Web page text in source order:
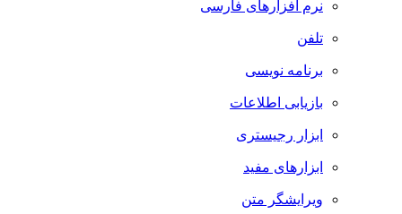
نرم افزارهای فارسی
تلفن
برنامه نویسی
بازیابی اطلاعات
ابزار رجیستری
ابزارهای مفید
ویرایشگر متن